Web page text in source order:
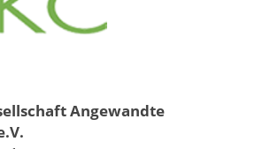
Angewandte